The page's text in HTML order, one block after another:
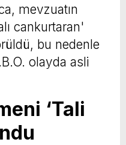
mevzuatın
cankurtaran'
bu nedenle
olayda asli
‘Tali